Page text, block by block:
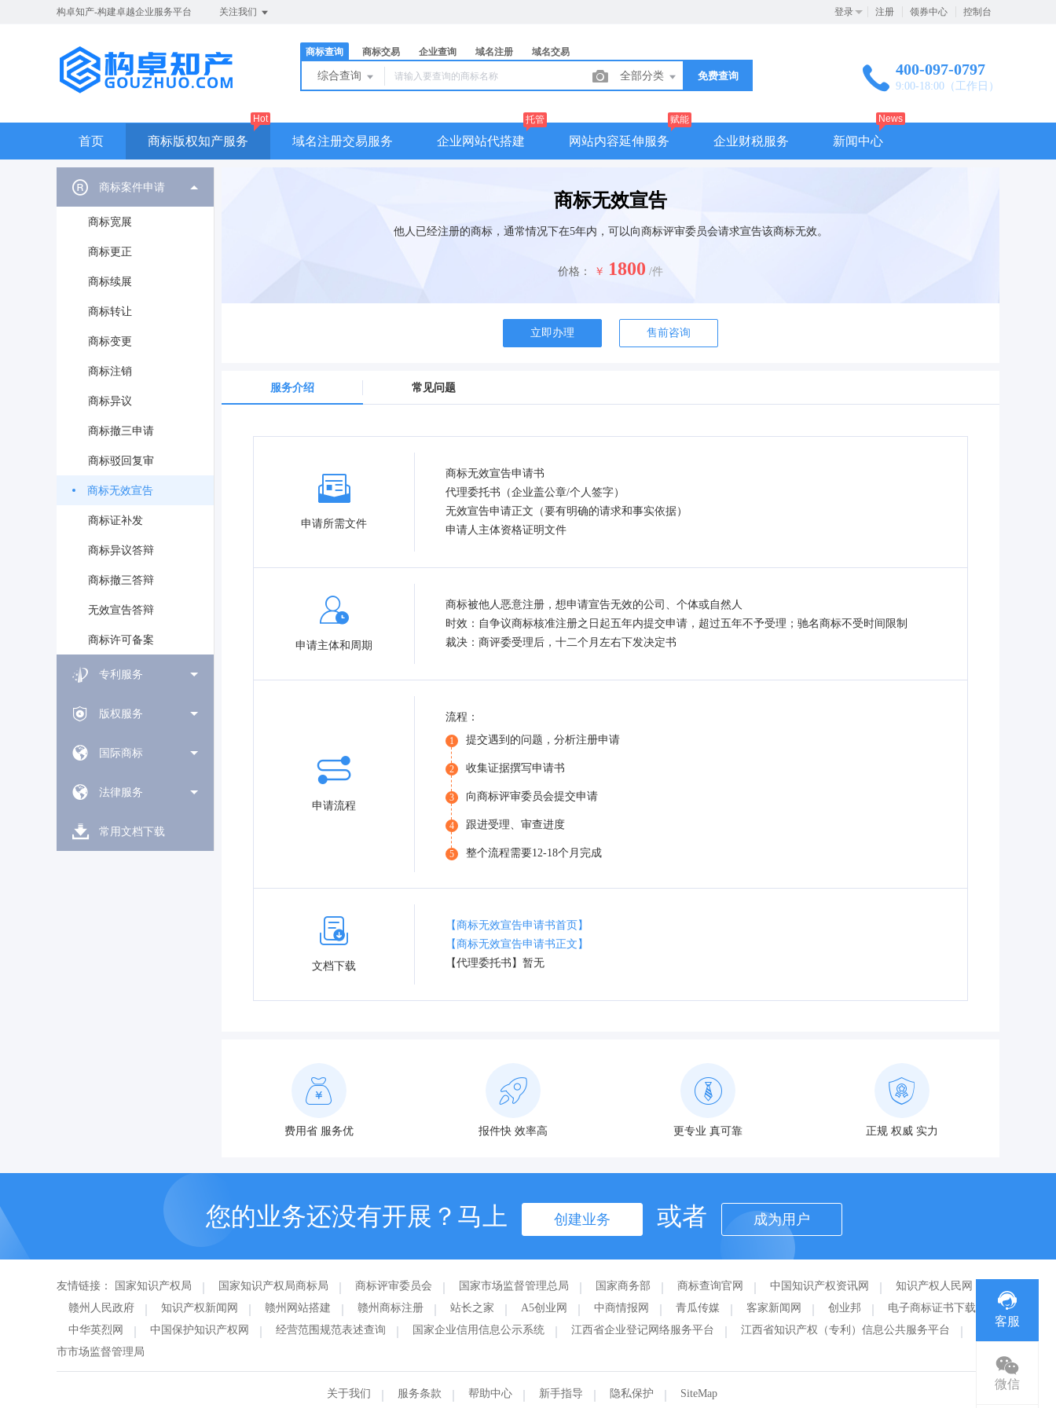
构卓知产-构建卓越企业服务平台 关注我们 登录 注册 领券中心 控制台
商标查询 商标交易 企业查询 域名注册 域名交易
综合查询 全部分类 免费查询 400-097-0797
9:00-18:00（工作日）
首页 商标版权知产服务
Hot
域名注册交易服务 企业网站代搭建
托管
网站内容延伸服务
赋能
企业财税服务 新闻中心
News
商标案件申请
商标宽展
商标更正
商标续展
商标转让
商标变更
商标注销
商标异议
商标撤三申请
商标驳回复审
商标无效宣告
商标证补发
商标异议答辩
商标撤三答辩
无效宣告答辩
商标许可备案
专利服务
版权服务
国际商标
法律服务
常用文档下载
商标无效宣告
他人已经注册的商标，通常情况下在5年内，可以向商标评审委员会请求宣告该商标无效。
价格： ￥ 1800 /件
立即办理 售前咨询
服务介绍 常见问题
申请所需文件
商标无效宣告申请书
代理委托书（企业盖公章/个人签字）
无效宣告申请正文（要有明确的请求和事实依据）
申请人主体资格证明文件
申请主体和周期
商标被他人恶意注册，想申请宣告无效的公司、个体或自然人
时效：自争议商标核准注册之日起五年内提交申请，超过五年不予受理；驰名商标不受时间限制
裁决：商评委受理后，十二个月左右下发决定书
申请流程
流程：
1 提交遇到的问题，分析注册申请
2 收集证据撰写申请书
3 向商标评审委员会提交申请
4 跟进受理、审查进度
5 整个流程需要12-18个月完成
文档下载
【商标无效宣告申请书首页】
【商标无效宣告申请书正文】
【代理委托书】暂无
费用省 服务优 报件快 效率高 更专业 真可靠 正规 权威 实力
您的业务还没有开展？马上 创建业务 或者 成为用户
友情链接： 国家知识产权局 国家知识产权局商标局 商标评审委员会 国家市场监督管理总局 国家商务部 商标查询官网 中国知识产权资讯网
知识产权人民网
赣州人民政府
知识产权新闻网 赣州网站搭建 赣州商标注册 站长之家 A5创业网 中商情报网 青瓜传媒 客家新闻网 创业邦
电子商标证书下载
中华英烈网
中国保护知识产权网 经营范围规范表述查询 国家企业信用信息公示系统 江西省企业登记网络服务平台 江西省知识产权（专利）信息公共服务平台
赣州
市市场监督管理局
关于我们 服务条款 帮助中心 新手指导 隐私保护 SiteMap
客服
微信